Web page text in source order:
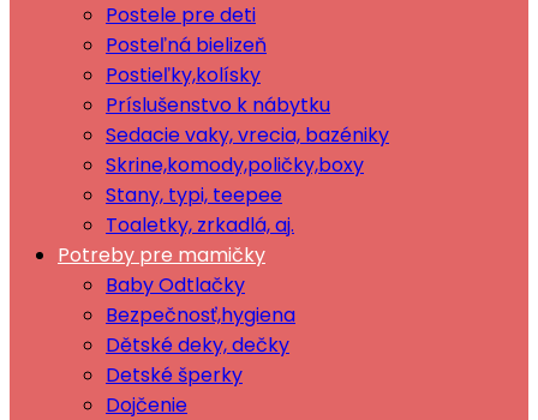
Postele pre deti
Posteľná bielizeň
Postieľky,kolísky
Príslušenstvo k nábytku
Sedacie vaky, vrecia, bazéniky
Skrine,komody,poličky,boxy
Stany, typi, teepee
Toaletky, zrkadlá, aj.
Potreby pre mamičky
Baby Odtlačky
Bezpečnosť,hygiena
Dětské deky, dečky
Detské šperky
Dojčenie